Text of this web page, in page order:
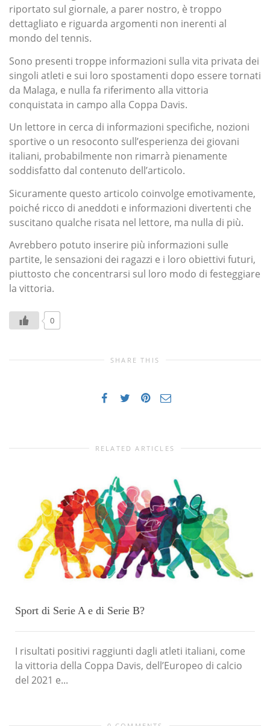
riportato sul giornale, a parer nostro, è troppo
dettagliato e riguarda argomenti non inerenti al
mondo del tennis.
Sono presenti troppe informazioni sulla vita privata dei
singoli atleti e sui loro spostamenti dopo essere tornati
da Malaga, e nulla fa riferimento alla vittoria
conquistata in campo alla Coppa Davis.
Un lettore in cerca di informazioni specifiche, nozioni
sportive o un resoconto sull’esperienza dei giovani
italiani, probabilmente non rimarrà pienamente
soddisfatto dal contenuto dell’articolo.
Sicuramente questo articolo coinvolge emotivamente,
poiché ricco di aneddoti e informazioni divertenti che
suscitano qualche risata nel lettore, ma nulla di più.
Avrebbero potuto inserire più informazioni sulle
partite, le sensazioni dei ragazzi e i loro obiettivi futuri,
piuttosto che concentrarsi sul loro modo di festeggiare
la vittoria.
0
SHARE THIS
RELATED ARTICLES
Sport di Serie A e di Serie B?
I risultati positivi raggiunti dagli atleti italiani, come
la vittoria della Coppa Davis, dell’Europeo di calcio
del 2021 e...